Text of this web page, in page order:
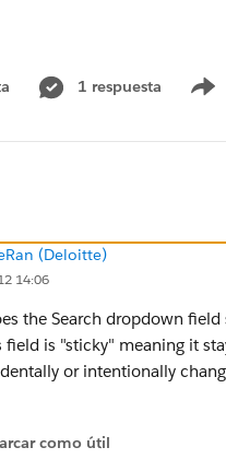
1 respuesta
(Deloitte)
14:06
the Search dropdown field
field is "sticky" meaning it
or intentionally
como útil